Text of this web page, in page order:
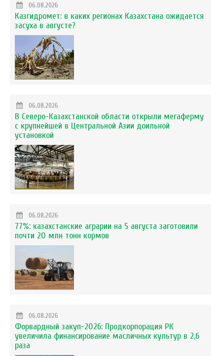
06.08.2026
Казгидромет: в каких регионах Казахстана ожидается
засуха в августе?
06.08.2026
В Северо-Казахстанской области открыли мегаферму
с крупнейшей в Центральной Азии доильной
установкой
06.08.2026
77%: казахстанские аграрии на 5 августа заготовили
почти 20 млн тонн кормов
06.08.2026
Форвардный закуп-2026: Продкорпорация РК
увеличила финансирование масличных культур в 2,6
раза